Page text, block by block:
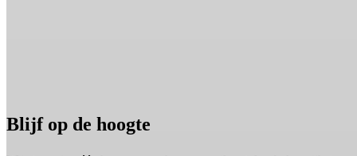
Blijf op de hoogte